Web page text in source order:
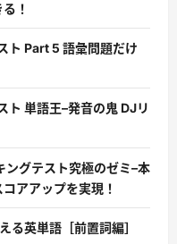
！
ト Part 5 語彙問題だけ
ト 単語王–発音の鬼 DJリ
ングテスト究極のゼミ–本
アアップを実現！
る英単語［前置詞編］